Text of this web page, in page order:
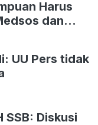
Harus
dan
UU Pers tidak
SSB: Diskusi